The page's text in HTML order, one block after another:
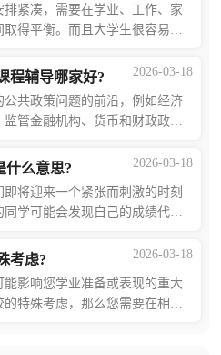
紧凑，需要在学业、工作、家
得平衡。而且大学生很容易把
。如果你想要在硕博导师2026-03-18
程辅导哪家好?
共政策问题的前沿，例如经济
管金融机构、货币和财政政
该专业包括微观经济学和宏
2026-03-18
什么意思?
将迎来一个紧张而刺激的时刻
学可能会发现自己的成绩代码
未通过此次考试。本文将简2026-03-18
考虑?
影响您学业准备或表现的重大
特殊考虑，那么您需要在相关